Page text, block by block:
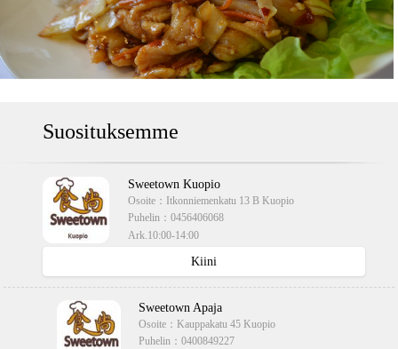
Suosituksemme
Sweetown Kuopio
Osoite：
Itkonniemenkatu 13 B Kuopio
Puhelin：0456406068
Ark.10:00-14:00
Kiini
Sweetown Apaja
Osoite： Kauppakatu 45 Kuopio
Puhelin：0400849227